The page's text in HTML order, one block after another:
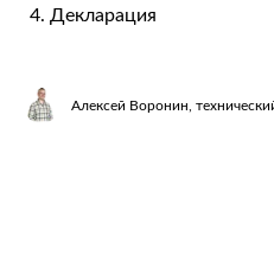
Декларация
Алексей Воронин,